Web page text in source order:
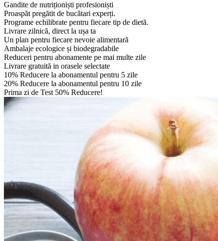
Gandite de nutriționiști profesioniști
Proaspăt pregătit de bucătari experți.
Programe echilibrate pentru fiecare tip de dietă.
Livrare zilnică, direct la ușa ta
Un plan pentru fiecare nevoie alimentară
Ambalaje ecologice și biodegradabile
Reduceri pentru abonamente pe mai multe zile
Livrare gratuită in orasele selectate
10% Reducere la abonamentul pentru 5 zile
20% Reducere la abonamentul pentru 10 zile
Prima zi de Test 50% Reducere!